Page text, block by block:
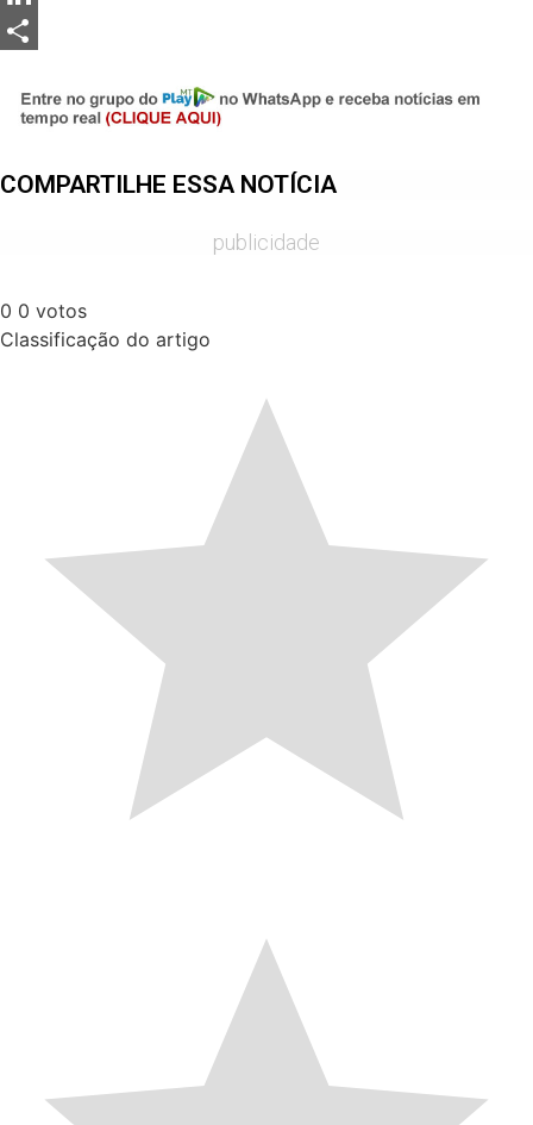
LinkedIn
COMPARTILHE ESSA NOTÍCIA
publicidade
0 0 votos
Classificação do artigo